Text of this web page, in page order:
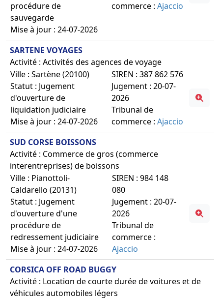
procédure de
sauvegarde
Mise à jour : 24-07-2026
commerce :Ajaccio
SARTENE VOYAGES
Activité : Activités des agences de voyage
Ville : Sartène (20100)
Statut : Jugement
d'ouverture de
liquidation judiciaire
Mise à jour : 24-07-2026
SIREN : 387 862 576
Jugement : 20-07-
2026
Tribunal de
commerce :Ajaccio
SUD CORSE BOISSONS
Activité : Commerce de gros (commerce
interentreprises) de boissons
Ville : Pianottoli-
Caldarello (20131)
Statut : Jugement
d'ouverture d'une
procédure de
redressement judiciaire
Mise à jour : 24-07-2026
SIREN : 984 148
080
Jugement : 20-07-
2026
Tribunal de
commerce :
Ajaccio
CORSICA OFF ROAD BUGGY
Activité : Location de courte durée de voitures et de
véhicules automobiles légers